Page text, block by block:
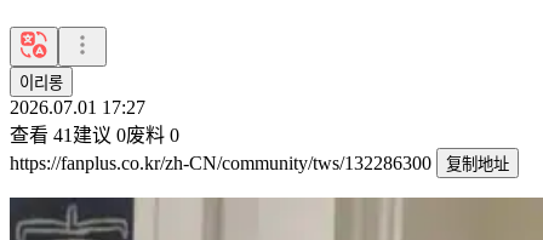
이리롱
2026.07.01 17:27
查看 41 建议 0废料 0
https://fanplus.co.kr/zh-CN/community/tws/132286300
复制地址